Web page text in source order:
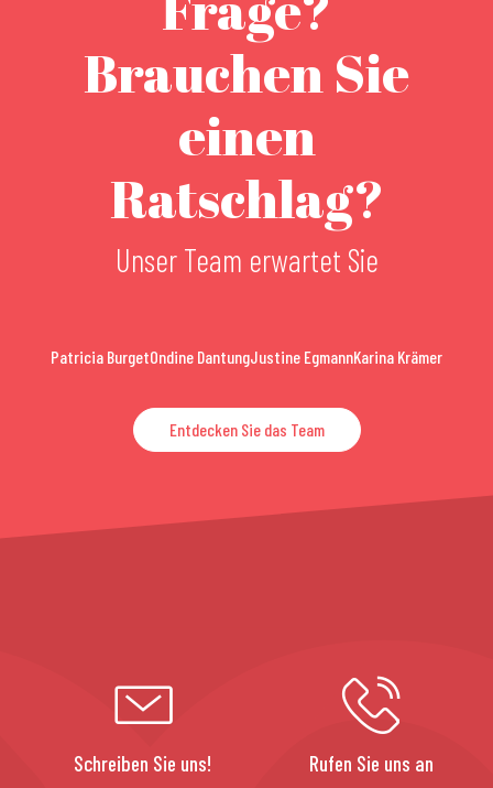
Brauchen Sie
einen
Ratschlag?
Unser Team erwartet Sie
Patricia BurgetOndine DantungJustine EgmannKarina Krämer
Entdecken Sie das Team
Schreiben Sie uns! Rufen Sie uns an